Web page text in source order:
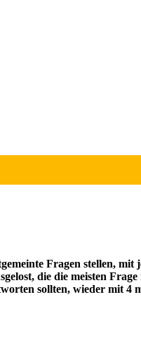
Fragen stellen,
die die meisten
sollten, wieder mit 4